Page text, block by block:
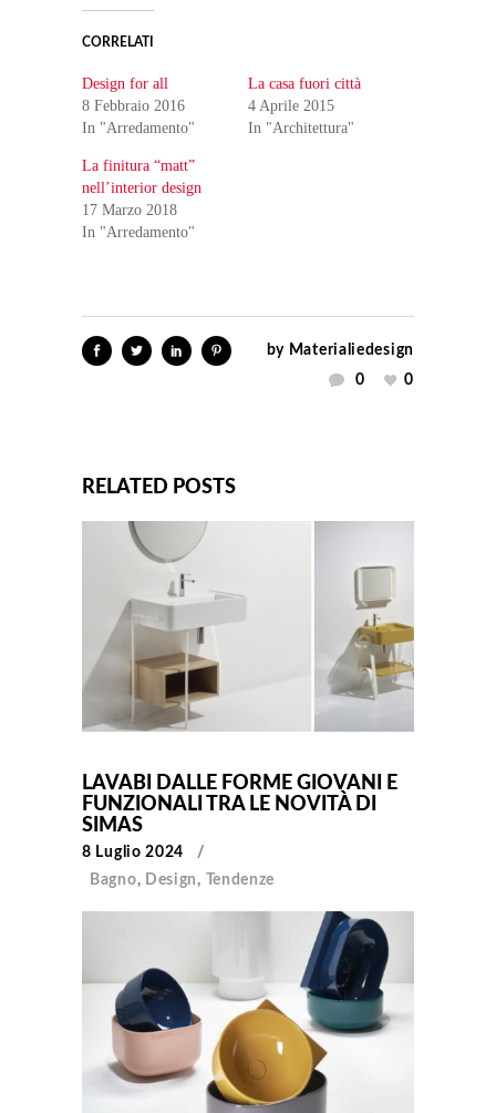
CORRELATI
Design for all
8 Febbraio 2016
In "Arredamento"
La casa fuori città
4 Aprile 2015
In "Architettura"
La finitura “matt”
nell’interior design
17 Marzo 2018
In "Arredamento"
by Materialiedesign
0
0
RELATED POSTS
LAVABI DALLE FORME GIOVANI E
FUNZIONALI TRA LE NOVITÀ DI
SIMAS
8 Luglio 2024
Bagno, Design, Tendenze